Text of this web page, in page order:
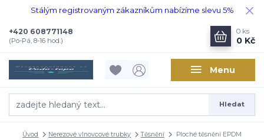
Stálým registrovaným zákazníkům nabízíme slevu 5%
Menu
Hledat
+420 608771148
(Po-Pá, 8-16 hod.)
0 ks
0 Kč
Úvod Nerezové vlnovcové trubky Těsnění
Ploché těsnění EPDM